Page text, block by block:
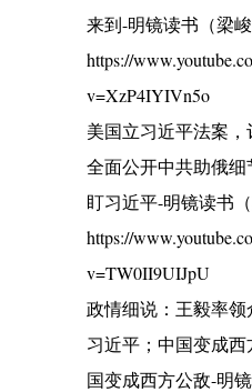
来到-明镜读书（梁峻
https://
v=XzP4IYIVn5o
美国立习近平法案，
全面公开中共助俄
盯习近平-明镜读书（
https://
v=TW0II9UIJpU
政情细说：王毅率
习近平；中国变成
国变成西方公敌-明镜